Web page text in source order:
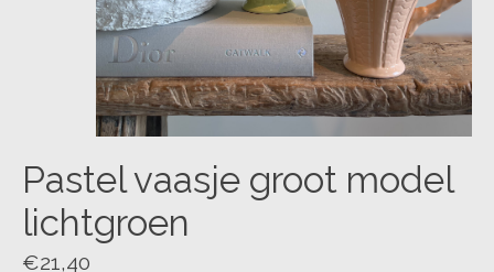
Pastel vaasje groot model
lichtgroen
€21,40